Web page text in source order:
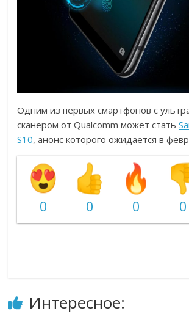
Одним из первых смартфонов с
сканером от Qualcomm может стать
S10, анонс которого ожидается в
0 0 0 0
Интересное: